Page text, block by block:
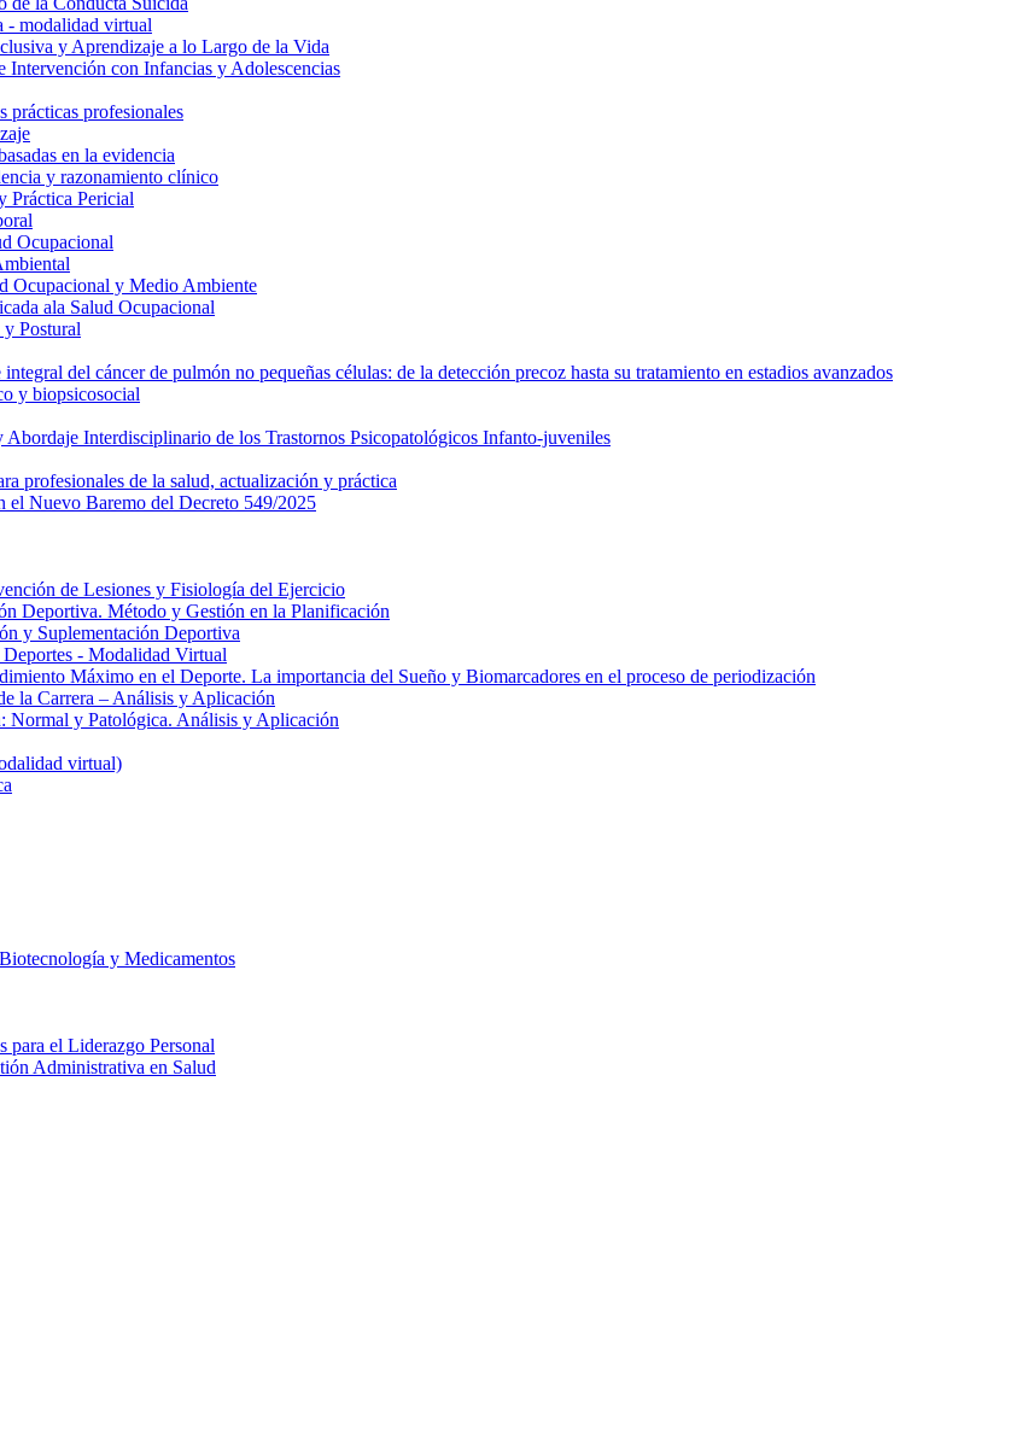
- modalidad virtual
y Aprendizaje a lo Largo de la Vida
con Infancias y Adolescencias
prácticas profesionales
en la evidencia
y razonamiento clínico
Práctica Pericial
Ocupacional
Ocupacional y Medio Ambiente
ala Salud Ocupacional
Postural
del cáncer de pulmón no pequeñas células: de la detección precoz hasta su tratamiento en estadios avanzados
y biopsicosocial
Interdisciplinario de los Trastornos Psicopatológicos Infanto-juveniles
profesionales de la salud, actualización y práctica
el Nuevo Baremo del Decreto 549/2025
de Lesiones y Fisiología del Ejercicio
Deportiva. Método y Gestión en la Planificación
y Suplementación Deportiva
- Modalidad Virtual
Máximo en el Deporte. La importancia del Sueño y Biomarcadores en el proceso de periodización
la Carrera – Análisis y Aplicación
Normal y Patológica. Análisis y Aplicación
virtual)
y Medicamentos
para el Liderazgo Personal
Administrativa en Salud